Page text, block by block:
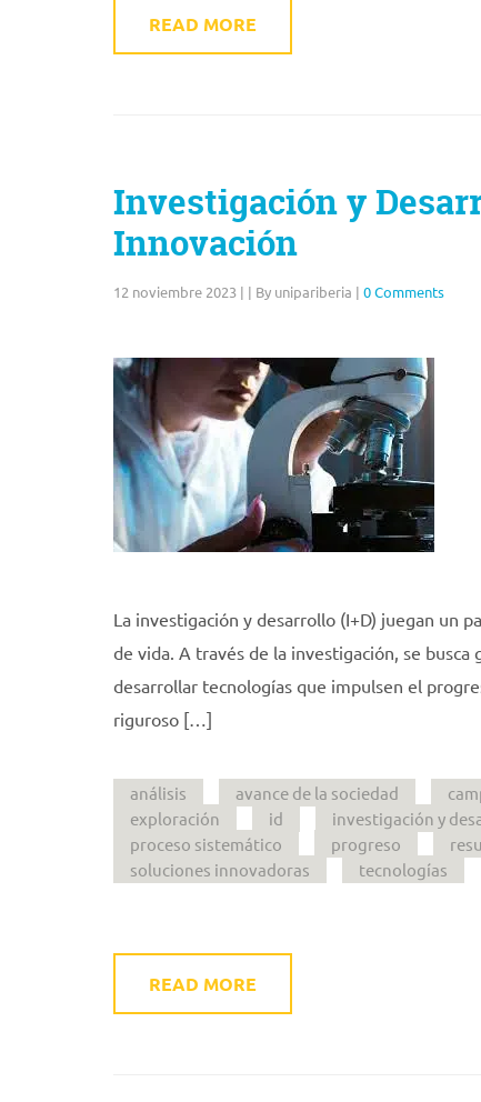
READ MORE
Investigación y
Innovación
12 noviembre 2023 | | By unipariberia | 0 Comments
La investigación y desarrollo (I+D) juegan un
de vida. A través de la investigación, se
desarrollar tecnologías que impulsen el
riguroso […]
análisis avance de la sociedad
exploración
id investigación y
proceso sistemático
progreso
soluciones innovadoras
tecnologías
READ MORE